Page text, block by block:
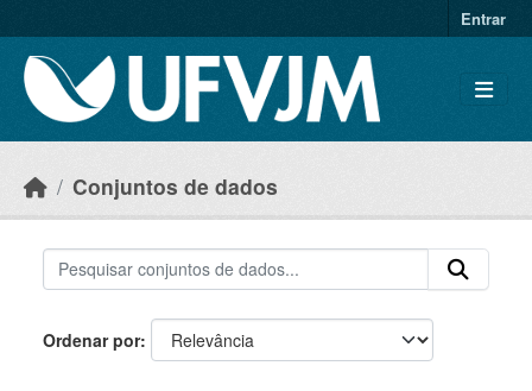
Entrar
Conjuntos de dados
Ordenar por